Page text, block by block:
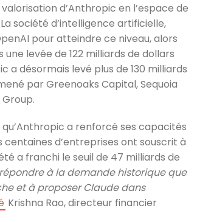
d’Anthropic en l’espace de
société d’intelligence artificielle,
pour atteindre ce niveau, alors
levée de 122 milliards de dollars
a désormais levé plus de 130 milliards
par Greenoaks Capital, Sequoia
a renforcé ses capacités
d’entreprises ont souscrit à
a franchi le seuil de 47 milliards de
à la demande historique que
et à proposer Claude dans
Krishna Rao, directeur financier